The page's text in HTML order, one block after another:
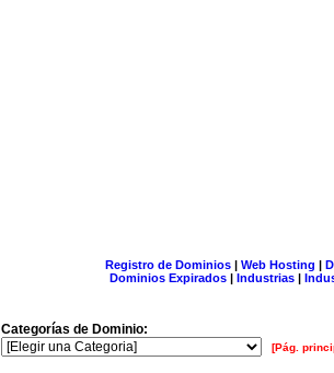
Registro de Dominios| Web Hosting |
Dominios Expirados | Industrias |
Categorías de Dominio:
[Pág.